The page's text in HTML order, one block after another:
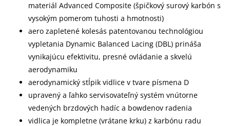
materiál Advanced Composite (špičkový surový karbón s
vysokým pomerom tuhosti a hmotnosti)
aero zapletené kolesás patentovanou technológiou
vypletania Dynamic Balanced Lacing (DBL) prináša
vynikajúcu efektivitu, presné ovládanie a skvelú
aerodynamiku
aerodynamický stĺpik vidlice v tvare písmena D
upravený a ľahko servisovateľný systém vnútorne
vedených brzdových hadíc a bowdenov radenia
vidlica je kompletne (vrátane krku) z karbónu radu